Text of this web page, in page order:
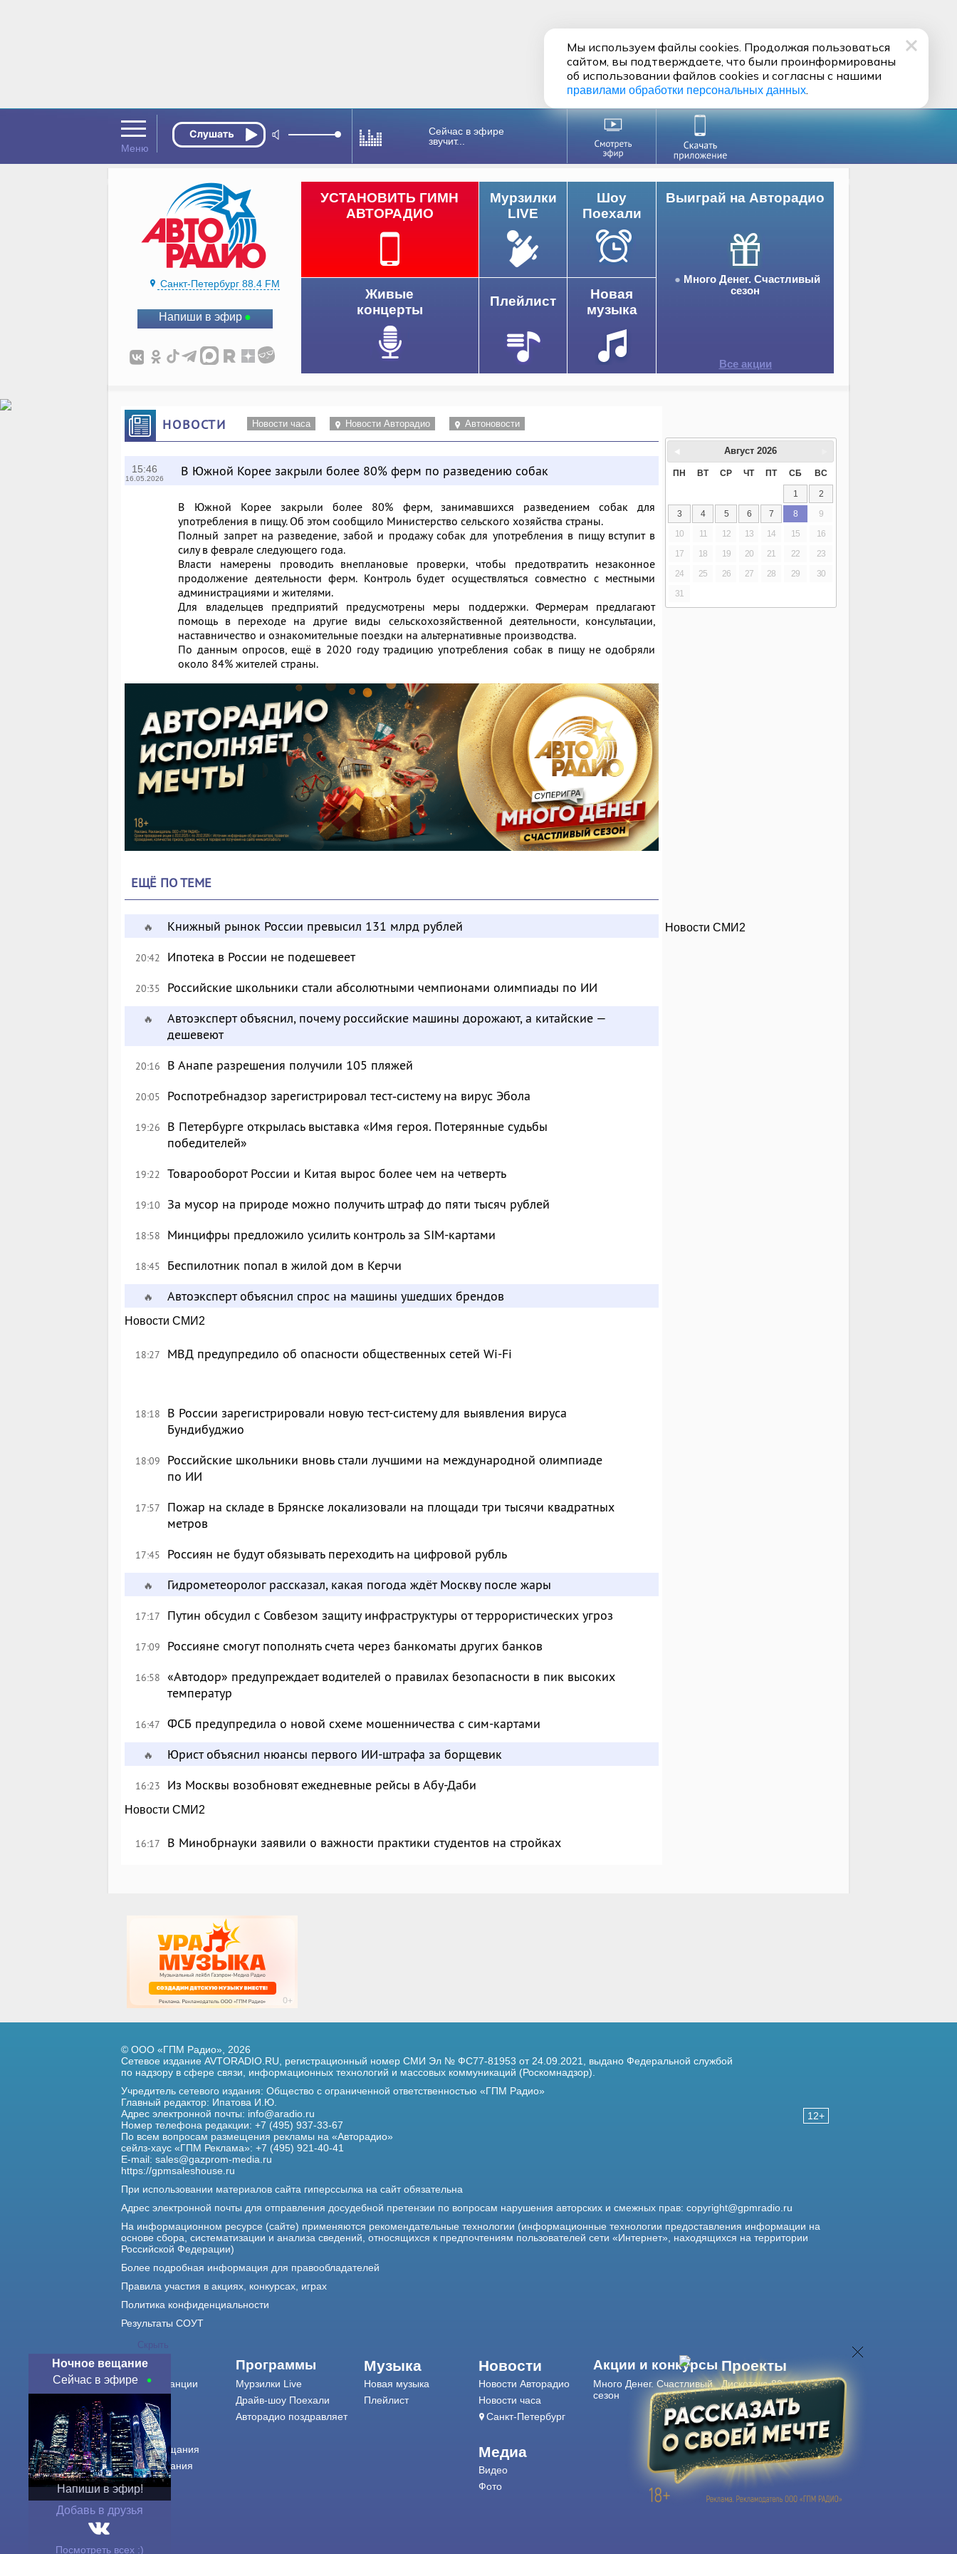
Сейчас в эфире
звучит...
Санкт-Петербург 88.4 FM
Напиши в эфир
Выиграй на Авторадио
Много Денег. Счастливый
сезон
Все акции
УСТАНОВИТЬ ГИМН
АВТОРАДИО
Мурзилки
LIVE
Шоу
Поехали
Живые
концерты
Плейлист
Новая
музыка
НОВОСТИ Новости часа Новости Авторадио Автоновости
15:46
16.05.2026 В Южной Корее закрыли более 80% ферм по разведению собак
В Южной Корее закрыли более 80% ферм, занимавшихся разведением собак для
употребления в пищу. Об этом сообщило Министерство сельского хозяйства страны.
Полный запрет на разведение, забой и продажу собак для употребления в пищу вступит в
силу в феврале следующего года.
Власти намерены проводить внеплановые проверки, чтобы предотвратить незаконное
продолжение деятельности ферм. Контроль будет осуществляться совместно с местными
администрациями и жителями.
Для владельцев предприятий предусмотрены меры поддержки. Фермерам предлагают
помощь в переходе на другие виды сельскохозяйственной деятельности, консультации,
наставничество и ознакомительные поездки на альтернативные производства.
По данным опросов, ещё в 2020 году традицию употребления собак в пищу не одобряли
около 84% жителей страны.
ЕЩЁ ПО ТЕМЕ
🔥 Книжный рынок России превысил 131 млрд рублей
20:42 Ипотека в России не подешевеет
20:35 Российские школьники стали абсолютными чемпионами олимпиады по ИИ
🔥
Автоэксперт объяснил, почему российские машины дорожают, а китайские —
дешевеют
20:16 В Анапе разрешения получили 105 пляжей
20:05 Роспотребнадзор зарегистрировал тест‑систему на вирус Эбола
19:26
В Петербурге открылась выставка «Имя героя. Потерянные судьбы
победителей»
19:22 Товарооборот России и Китая вырос более чем на четверть
19:10 За мусор на природе можно получить штраф до пяти тысяч рублей
18:58 Минцифры предложило усилить контроль за SIM-картами
18:45 Беспилотник попал в жилой дом в Керчи
🔥 Автоэксперт объяснил спрос на машины ушедших брендов
Новости СМИ2
18:27 МВД предупредило об опасности общественных сетей Wi-Fi
18:18
В России зарегистрировали новую тест-систему для выявления вируса
Бундибуджио
18:09
Российские школьники вновь стали лучшими на международной олимпиаде
по ИИ
17:57
Пожар на складе в Брянске локализовали на площади три тысячи квадратных
метров
17:45 Россиян не будут обязывать переходить на цифровой рубль
🔥 Гидрометеоролог рассказал, какая погода ждёт Москву после жары
17:17 Путин обсудил с Совбезом защиту инфраструктуры от террористических угроз
17:09 Россияне смогут пополнять счета через банкоматы других банков
16:58 «Автодор» предупреждает водителей о правилах безопасности в пик высоких
температур
16:47 ФСБ предупредила о новой схеме мошенничества с сим-картами
🔥 Юрист объяснил нюансы первого ИИ-штрафа за борщевик
16:23 Из Москвы возобновят ежедневные рейсы в Абу-Даби
Новости СМИ2
16:17 В Минобрнауки заявили о важности практики студентов на стройках
Август 2026
ПН ВТ СР ЧТ ПТ СБ ВС
1
2
3
4 5 6 7 8
9
10
11 12 13 14 15
16
17
18 19 20 21 22
23
24
25 26 27 28 29
30
31
Новости СМИ2
Скрыть
Ночное вещание
Сейчас в эфире
Напиши в эфир!
Добавь в друзья
Посмотреть всех :)
12+
© ООО «ГПМ Радио», 2026
Сетевое издание AVTORADIO.RU, регистрационный номер СМИ Эл № ФС77-81953 от 24.09.2021, выдано Федеральной службой
по надзору в сфере связи, информационных технологий и массовых коммуникаций (Роскомнадзор).
Учредитель сетевого издания: Общество с ограниченной ответственностью «ГПМ Радио»
Главный редактор: Ипатова И.Ю.
Адрес электронной почты: info@aradio.ru
Номер телефона редакции: +7 (495) 937-33-67
По всем вопросам размещения рекламы на «Авторадио»
сейлз-хаус «ГПМ Реклама»: +7 (495) 921-40-41
E-mail: sales@gazprom-media.ru
https://gpmsaleshouse.ru
При использовании материалов сайта гиперссылка на сайт обязательна
Адрес электронной почты для отправления досудебной претензии по вопросам нарушения авторских и смежных прав: copyright@gpmradio.ru
На информационном ресурсе (сайте) применяются рекомендательные технологии (информационные технологии предоставления информации на
основе сбора, систематизации и анализа сведений, относящихся к предпочтениям пользователей сети «Интернет», находящихся на территории
Российской Федерации)
Более подробная информация для правообладателей
Правила участия в акциях, конкурсах, играх
Политика конфиденциальности
Результаты СОУТ
О нас
О радиостанции
Команда
Контакты
Реклама
Города вещания
Сетка вещания
История
Оферта
Программы
Мурзилки Live
Драйв-шоу Поехали
Авторадио поздравляет
Музыка
Новая музыка
Плейлист
Новости
Новости Авторадио
Новости часа
Санкт-Петербург
Медиа
Видео
Фото
Акции и конкурсы
Много Денег. Счастливый
сезон
Проекты
Дискотека 80-х
Живые концерты
Журнал Авторадио
Авторадиов смартфоне
Мы используем файлы cookies. Продолжая пользоваться
сайтом, вы подтверждаете, что были проинформированы
об использовании файлов cookies и согласны с нашими
правилами обработки персональных данных.